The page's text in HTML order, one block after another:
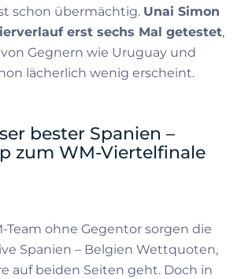
schon übermächtig. Unai Simon
erst sechs Mal getestet,
Gegnern wie Uruguay und
lächerlich wenig erscheint.
bester Spanien –
zum WM-Viertelfinale
Team ohne Gegentor sorgen die
Spanien – Belgien Wettquoten,
auf beiden Seiten geht. Doch in